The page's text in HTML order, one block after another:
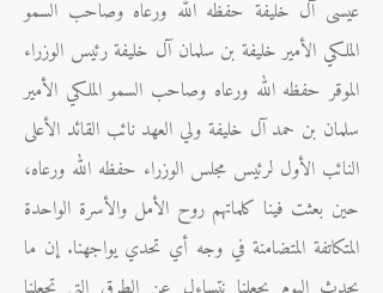
عيسى آل خليفة حفظه الله ورعاه وصاحب السمو
الملكي الأمير خليفة بن سلمان آل خليفة رئيس الوزراء
الموقر حفظه الله ورعاه وصاحب السمو الملكي الأمير
سلمان بن حمد آل خليفة ولي العهد نائب القائد الأعلى
النائب الأول لرئيس مجلس الوزراء حفظه الله ورعاه،
حين بعثت فينا كلماتهم روح الأمل والأسرة الواحدة
المتكاتفة المتضامنة في وجه أي تحدي يواجهنا. إن ما